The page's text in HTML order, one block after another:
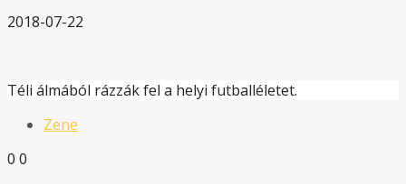
2018-07-22
Téli álmából rázzák fel a helyi futballéletet.
Zene
0 0